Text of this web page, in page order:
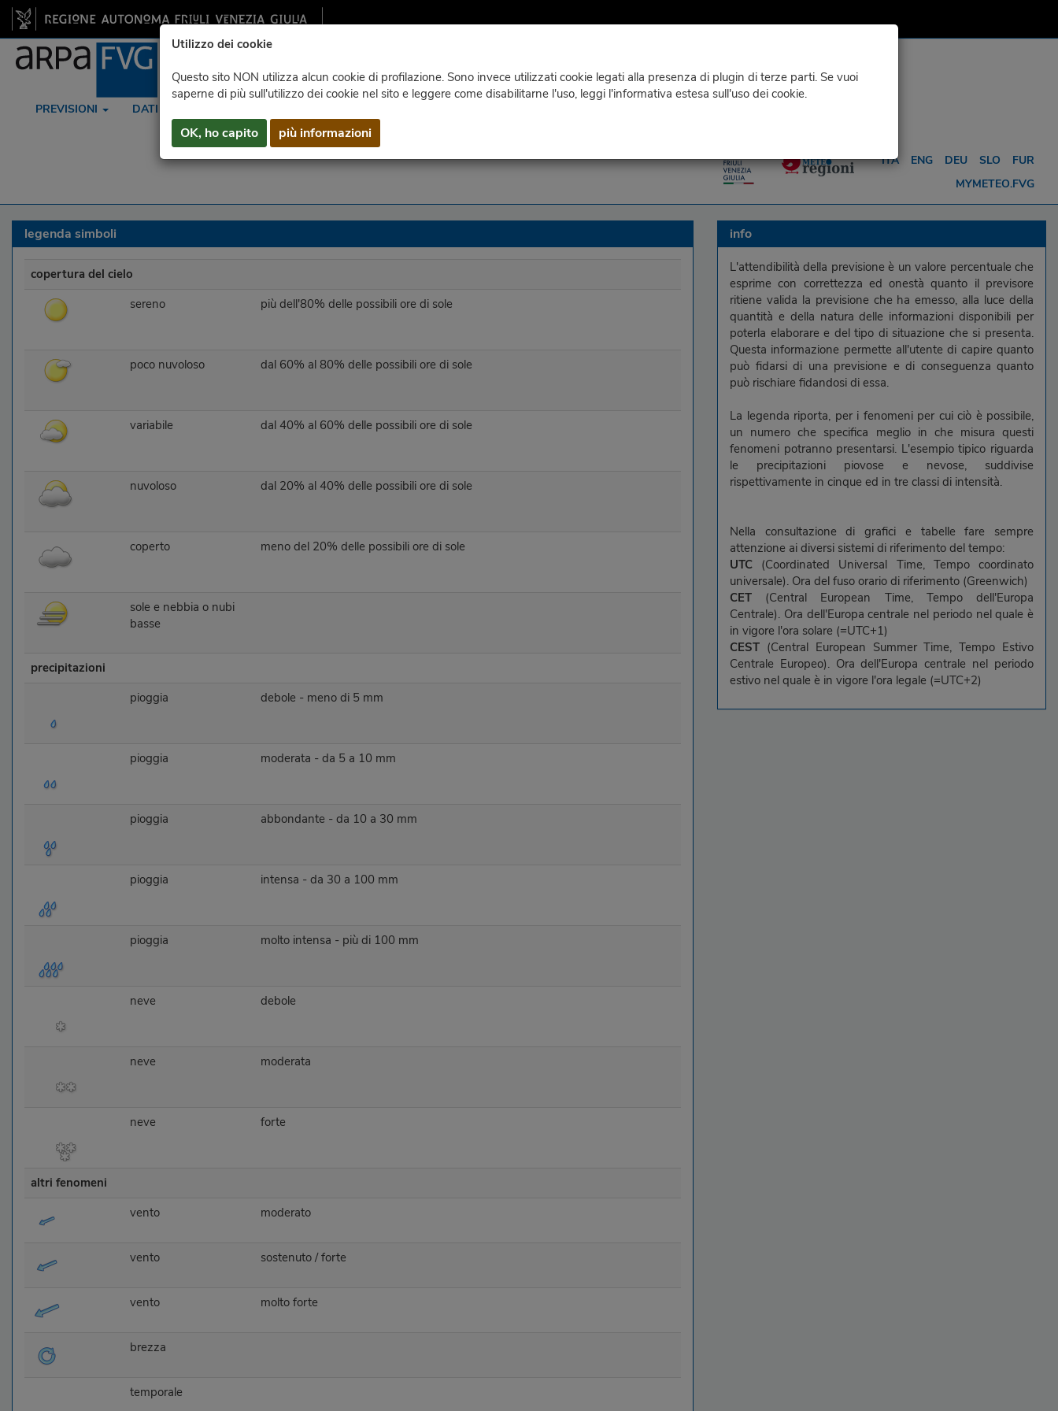
Utilizzo dei cookie
Questo sito NON utilizza alcun cookie di profilazione. Sono invece utilizzati cookie legati alla presenza di plugin di terze parti. Se vuoi
saperne di più sull'utilizzo dei cookie nel sito e leggere come disabilitarne l'uso, leggi l'informativa estesa sull'uso dei cookie.
OK, ho capito più informazioni
PREVISIONI DATI
ITA ENG DEU SLO
FUR
MYMETEO.FVG
legenda simboli
copertura del cielo
sereno
più dell'80% delle possibili ore di sole
poco nuvoloso dal 60% al 80% delle possibili ore di sole
variabile dal 40% al 60% delle possibili ore di sole
nuvoloso dal 20% al 40% delle possibili ore di sole
coperto meno del 20% delle possibili ore di sole
sole e nebbia o nubi
basse
precipitazioni
pioggia
debole - meno di 5 mm
pioggia moderata - da 5 a 10 mm
pioggia abbondante - da 10 a 30 mm
pioggia intensa - da 30 a 100 mm
pioggia molto intensa - più di 100 mm
neve debole
neve moderata
neve forte
altri fenomeni
vento
moderato
vento sostenuto / forte
vento molto forte
brezza
temporale
info
L'attendibilità della previsione è un valore percentuale che
esprime con correttezza ed onestà quanto il previsore
ritiene valida la previsione che ha emesso, alla luce della
quantità e della natura delle informazioni disponibili per
poterla elaborare e del tipo di situazione che si presenta.
Questa informazione permette all'utente di capire quanto
può fidarsi di una previsione e di conseguenza quanto
può rischiare fidandosi di essa.
La legenda riporta, per i fenomeni per cui ciò è possibile,
un numero che specifica meglio in che misura questi
fenomeni potranno presentarsi. L'esempio tipico riguarda
le precipitazioni piovose e nevose, suddivise
rispettivamente in cinque ed in tre classi di intensità.
Nella consultazione di grafici e tabelle fare sempre
attenzione ai diversi sistemi di riferimento del tempo:
UTC (Coordinated Universal Time, Tempo coordinato
universale). Ora del fuso orario di riferimento (Greenwich)
CET (Central European Time, Tempo dell'Europa
Centrale). Ora dell'Europa centrale nel periodo nel quale è
in vigore l'ora solare (=UTC+1)
CEST (Central European Summer Time, Tempo Estivo
Centrale Europeo). Ora dell'Europa centrale nel periodo
estivo nel quale è in vigore l'ora legale (=UTC+2)